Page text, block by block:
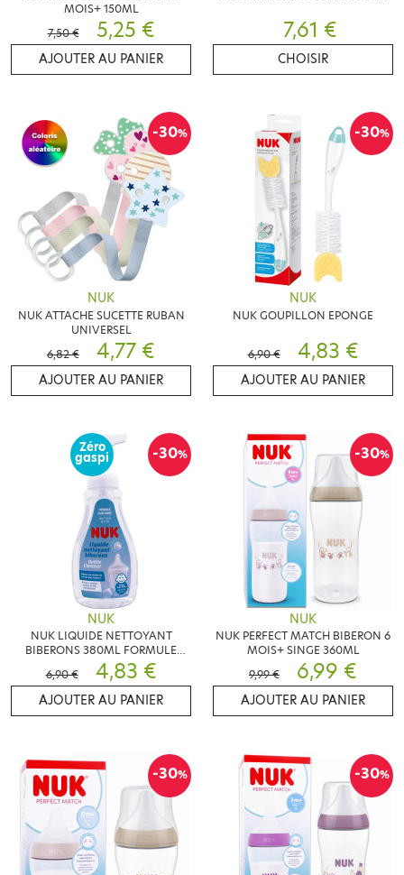
MOIS+ 150ML
7,50 €
5,25 €
AJOUTER AU PANIER
7,61 €
CHOISIR
-30%
NUK
NUK ATTACHE SUCETTE RUBAN
UNIVERSEL
6,82 €
4,77 €
AJOUTER AU PANIER
-30%
NUK
NUK GOUPILLON EPONGE
6,90 € 4,83 €
AJOUTER AU PANIER
-30%
Zéro
gaspi
NUK
NUK LIQUIDE NETTOYANT
BIBERONS 380ML FORMULE
AMÉLIORÉE
6,90 € 4,83 €
AJOUTER AU PANIER
-30%
NUK
NUK PERFECT MATCH BIBERON 6
MOIS+ SINGE 360ML
9,99 €
6,99 €
AJOUTER AU PANIER
-30% -30%